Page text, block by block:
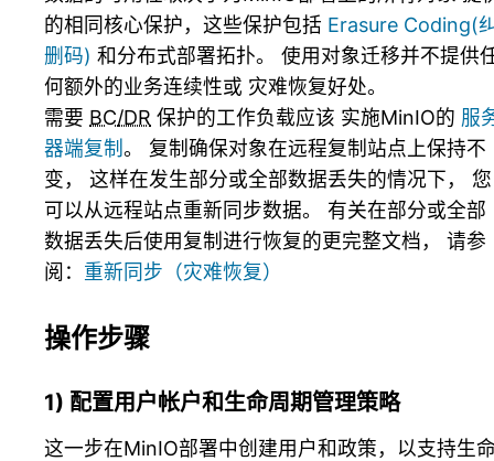
的相同核心保护，这些保护包括 Erasure Coding(
删码) 和分布式部署拓扑。 使用对象迁移并不提供
何额外的业务连续性或 灾难恢复好处。
需要 BC/DR 保护的工作负载应该 实施MinIO的 服
器端复制。 复制确保对象在远程复制站点上保持不
变， 这样在发生部分或全部数据丢失的情况下， 您
可以从远程站点重新同步数据。 有关在部分或全部
数据丢失后使用复制进行恢复的更完整文档， 请参
阅： 重新同步（灾难恢复）
操作步骤
1) 配置用户帐户和生命周期管理策略
这一步在MinIO部署中创建用户和政策，以支持生